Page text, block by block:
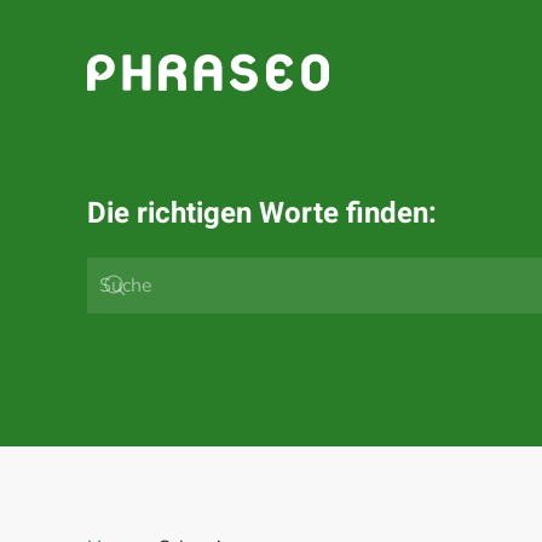
Zum Hauptinhalt springen
Die richtigen Worte finden: